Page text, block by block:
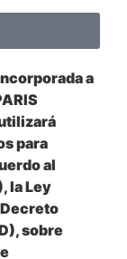
a
para
al
la Ley
sobre